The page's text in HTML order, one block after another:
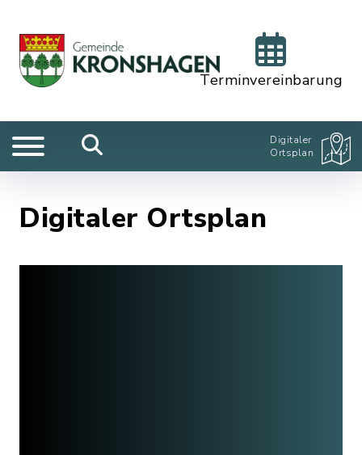
Terminvereinbarung
Digitaler
Ortsplan
Digitaler Ortsplan